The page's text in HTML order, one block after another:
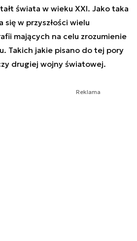
świata w wieku XXI. Jako taka
się w przyszłości wielu
mających na celu zrozumienie
Takich jakie pisano do tej pory
drugiej wojny światowej.
Reklama